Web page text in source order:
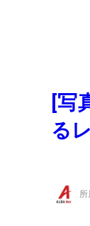
[写
る